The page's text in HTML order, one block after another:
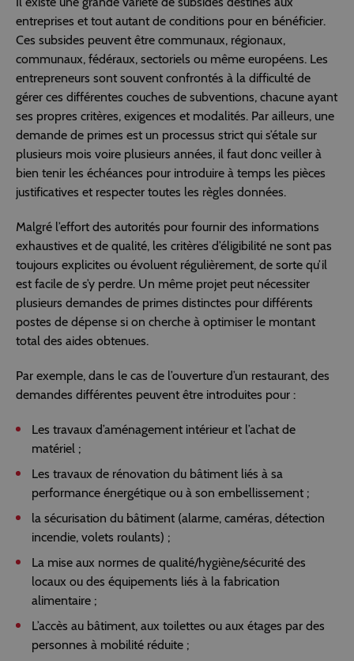
entreprises et tout autant de conditions pour en bénéficier.
Ces subsides peuvent être communaux, régionaux,
communaux, fédéraux, sectoriels ou même européens. Les
entrepreneurs sont souvent confrontés à la difficulté de
gérer ces différentes couches de subventions, chacune ayant
ses propres critères, exigences et modalités. Par ailleurs, une
demande de primes est un processus strict qui s’étale sur
plusieurs mois voire plusieurs années, il faut donc veiller à
bien tenir les échéances pour introduire à temps les pièces
justificatives et respecter toutes les règles données.
Malgré l’effort des autorités pour fournir des informations
exhaustives et de qualité, les critères d’éligibilité ne sont pas
toujours explicites ou évoluent régulièrement, de sorte qu’il
est facile de s’y perdre. Un même projet peut nécessiter
plusieurs demandes de primes distinctes pour différents
postes de dépense si on cherche à optimiser le montant
total des aides obtenues.
Par exemple, dans le cas de l’ouverture d’un restaurant, des
demandes différentes peuvent être introduites pour :
Les travaux d’aménagement intérieur et l’achat de
matériel ;
Les travaux de rénovation du bâtiment liés à sa
performance énergétique ou à son embellissement ;
la sécurisation du bâtiment (alarme, caméras, détection
incendie, volets roulants) ;
La mise aux normes de qualité/hygiène/sécurité des
locaux ou des équipements liés à la fabrication
alimentaire ;
L’accès au bâtiment, aux toilettes ou aux étages par des
personnes à mobilité réduite ;